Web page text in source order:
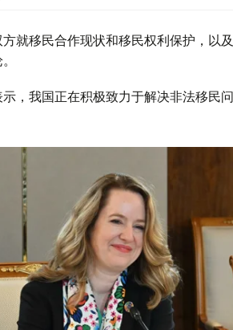
就移民合作现状和移民权利保护，以
，我国正在积极致力于解决非法移民